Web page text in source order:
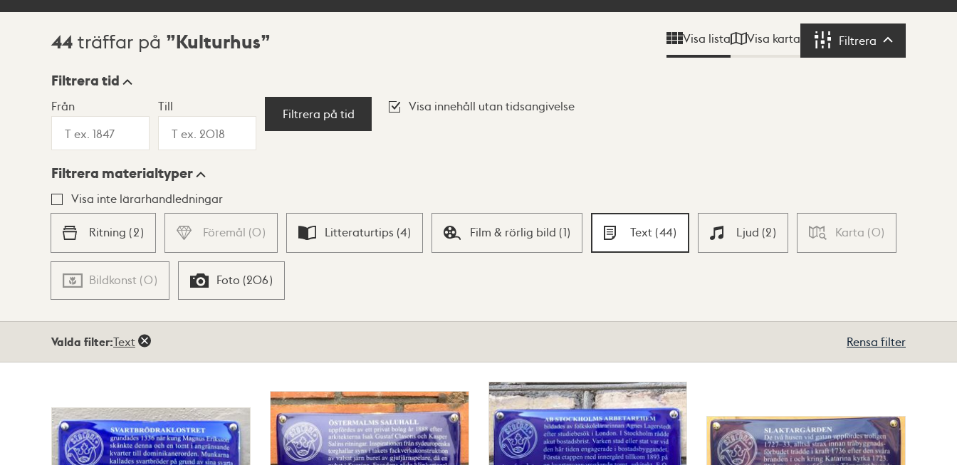
Sökresultat
44 träffar på Kulturhus Visa lista Visa karta Filtrera Filtrera
Visningsläge
Lista Karta
Filtrera tid
Från Till
Filtrera på tid
Visa innehåll utan tidsangivelse
Filtrera materialtyper
Visa inte lärarhandledningar
Ritning (2) Föremål (0) Litteraturtips (4) Film & rörlig bild (1) Text (44) Ljud (2) Karta (0)
Bildkonst (0) Foto (206)
Valda filter:Text Rensa filter